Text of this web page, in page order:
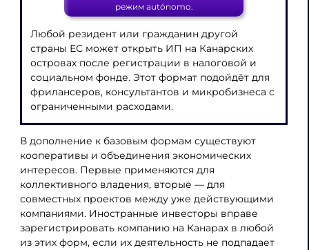
режим autónomo.
Любой резидент или гражданин другой
страны ЕС может открыть ИП на Канарских
островах после регистрации в налоговой и
социальном фонде. Этот формат подойдёт для
фрилансеров, консультантов и микробизнеса с
ограниченными расходами.
В дополнение к базовым формам существуют
кооперативы и объединения экономических
интересов. Первые применяются для
коллективного владения, вторые — для
совместных проектов между уже действующими
компаниями. Иностранные инвесторы вправе
зарегистрировать компанию на Канарах в любой
из этих форм, если их деятельность не подпадает